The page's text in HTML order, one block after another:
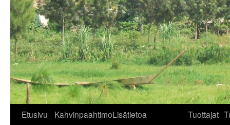
Siirry
Etusivu KahvinpaahtimoLisätietoa
Tuottajat